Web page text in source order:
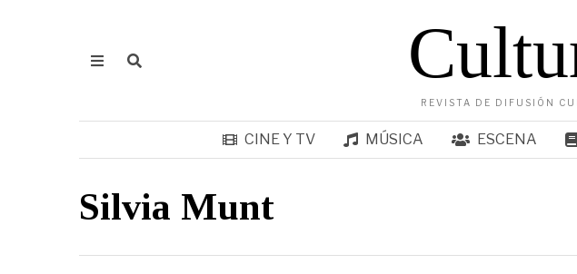
REVISTA DE DIFUSIÓN
CINE Y TV MÚSICA ESCENA
Silvia Munt